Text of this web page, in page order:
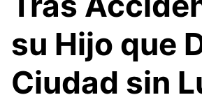
su Hijo que
Ciudad sin